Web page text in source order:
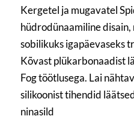
Kergetel ja mugavatel
hüdrodünaamiline disain,
sobilikuks igapäevaseks
Kõvast plükarbonaadist
Fog töötlusega. Lai
silikoonist tihendid
ninasild